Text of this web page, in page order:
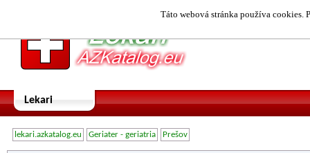
Táto webová stránka používa cookies.
Lekari
lekari.azkatalog.eu Geriater - geriatria Prešov